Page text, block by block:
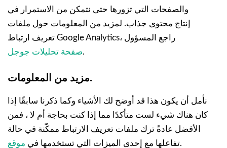
والصفحات التي تزورها حتى نتمكن من الاستمرار في
إنتاج محتوى جذاب. لمزيد من المعلومات حول ملفات
تعريف ارتباط Google Analytics، راجع المسؤول
صفحة تحليلات جوجل.
مزيد من المعلومات.
نأمل أن يكون هذا قد أوضح لك الأشياء وكما ذكرنا سابقًا إذا
كان هناك شيء لست متأكدًا مما إذا كنت بحاجة أم لا ، فمن
الأفضل عادةً ترك ملفات تعريف الارتباط ممكّنة في حالة
تفاعلها مع إحدى الميزات التي تستخدمها في موقع .